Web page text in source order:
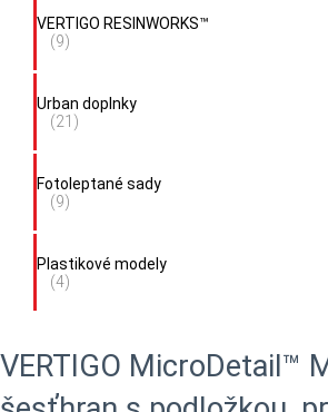
VERTIGO RESINWORKS™
(9)
Urban doplnky
(21)
Fotoleptané sady
(9)
Plastikové modely
(4)
VERTIGO MicroDetail™